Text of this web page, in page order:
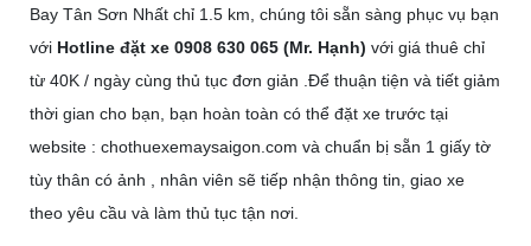
Bay Tân Sơn Nhất chỉ 1.5 km, chúng tôi sẵn sàng phục vụ bạn
với Hotline đặt xe 0908 630 065 (Mr. Hạnh) với giá thuê chỉ
từ 40K / ngày cùng thủ tục đơn giản .Để thuận tiện và tiết giảm
thời gian cho bạn, bạn hoàn toàn có thể đặt xe trước tại
website : chothuexemaysaigon.com và chuẩn bị sẵn 1 giấy tờ
tùy thân có ảnh , nhân viên sẽ tiếp nhận thông tin, giao xe
theo yêu cầu và làm thủ tục tận nơi.